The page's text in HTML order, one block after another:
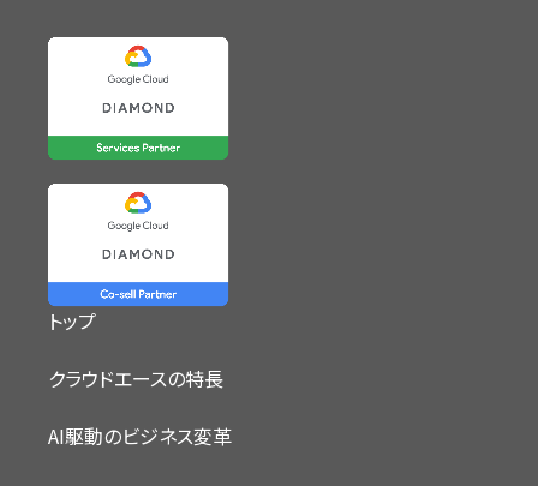
トップ
クラウドエースの特長
AI駆動のビジネス変革